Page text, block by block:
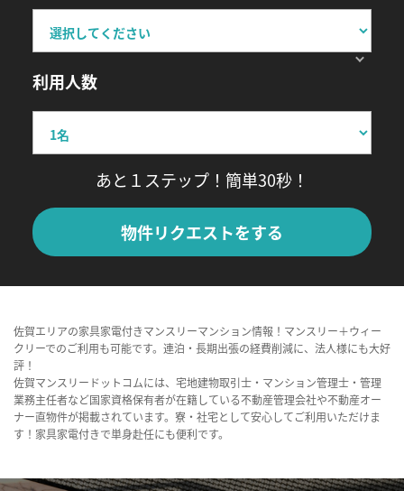
利用人数
あと１ステップ！簡単30秒！
物件リクエストをする
佐賀エリアの家具家電付きマンスリーマンション情報！マンスリー＋ウィー
クリーでのご利用も可能です。連泊・長期出張の経費削減に、法人様にも大好
評！
佐賀マンスリードットコムには、宅地建物取引士・マンション管理士・管理
業務主任者など国家資格保有者が在籍している不動産管理会社や不動産オー
ナー直物件が掲載されています。寮・社宅として安心してご利用いただけま
す！家具家電付きで単身赴任にも便利です。